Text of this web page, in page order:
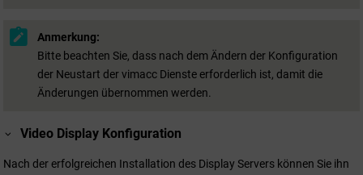
Anmerkung:
Bitte beachten Sie, dass nach dem Ändern der Konfiguration
der Neustart der vimacc Dienste erforderlich ist, damit die
Änderungen übernommen werden.
Video Display Konfiguration
Nach der erfolgreichen Installation des Display Servers können Sie ihn